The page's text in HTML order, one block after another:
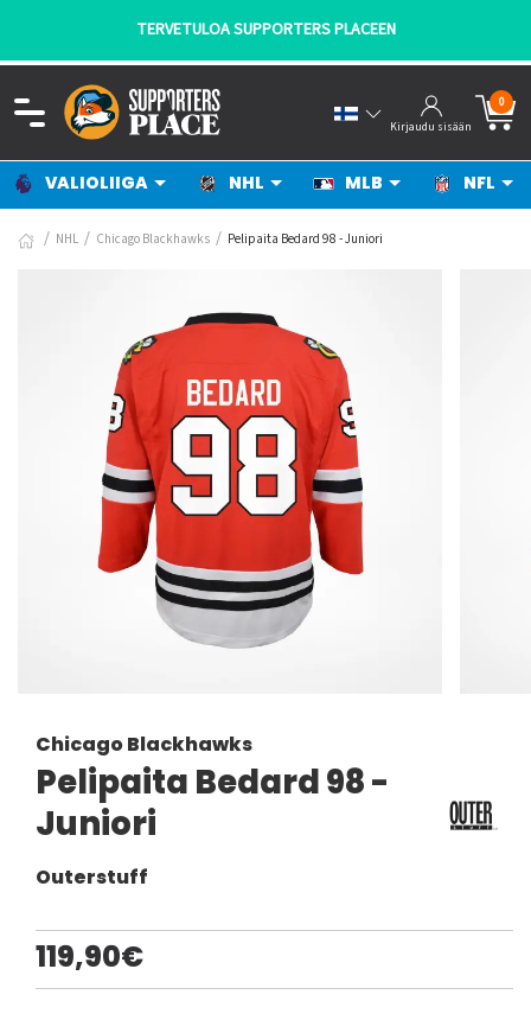
TERVETULOA SUPPORTERS PLACEEN
Kirjaudu sisään
0
VALIOLIIGA NHL MLB NFL
NHL Chicago Blackhawks Pelipaita Bedard 98 - Juniori
Chicago Blackhawks
Pelipaita Bedard 98 -
Juniori
Outerstuff
119,90€